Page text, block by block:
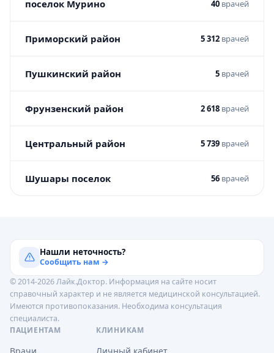
поселок Мурино 40 врачей
Приморский район 5 312 врачей
Пушкинский район 5 врачей
Фрунзенский район 2 618 врачей
Центральный район 5 739 врачей
Шушары поселок 56 врачей
Нашли неточность?
Сообщить нам →
© 2014-2026 Лайк.Доктор. Информация на сайте носит
справочный характер и не является медицинской консультацией.
Имеются противопоказания. Необходима консультация
специалиста.
ПАЦИЕНТАМ
КЛИНИКАМ